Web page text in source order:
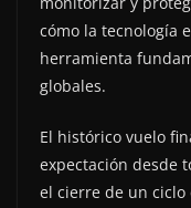
cómo la tecnología
herramienta
globales.
El histórico vuelo
expectación desde
el cierre de un ciclo